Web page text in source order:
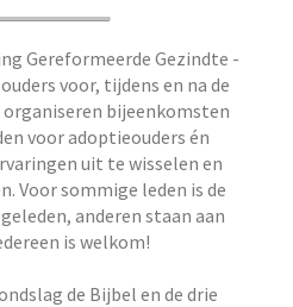
Gereformeerde Gezindte -
voor, tijdens en na de
bijeenkomsten
voor adoptieouders én
uit te wisselen en
Voor sommige leden is de
anderen staan aan
is welkom!
de Bijbel en de drie